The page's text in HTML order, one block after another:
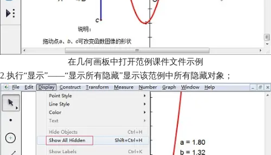
在几何画板中打开范例课件文件示例
2.执行“显示”——“显示所有隐藏”显示该范例中所有隐藏对象；